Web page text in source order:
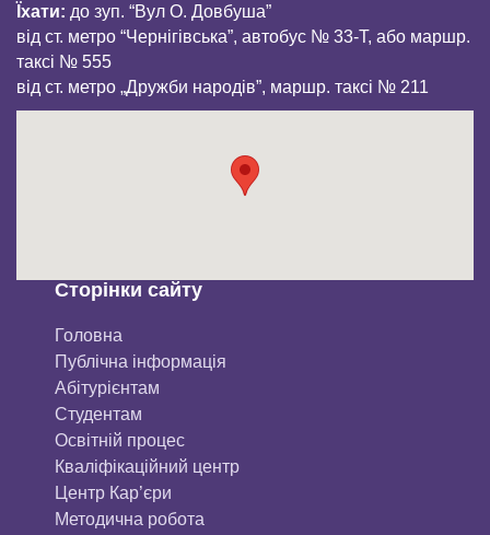
Їхати: до зуп. “Вул О. Довбуша”
від ст. метро “Чернігівська”, автобус № 33-Т, або маршр.
таксі № 555
від ст. метро „Дружби народів”, маршр. таксі № 211
Сторінки сайту
Головна
Публічна інформація
Aбітурієнтaм
Студентам
Освітній процес
Кваліфікаційний центр
Центр Кар’єри
Методична робота